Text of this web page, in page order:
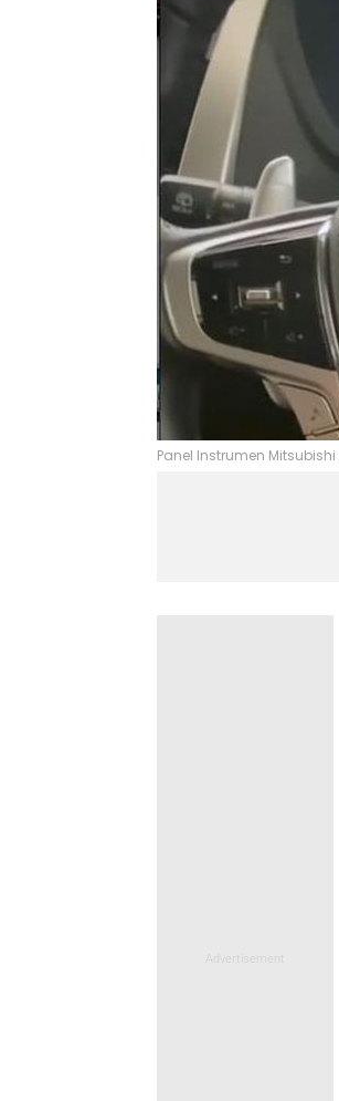
Panel Instrumen